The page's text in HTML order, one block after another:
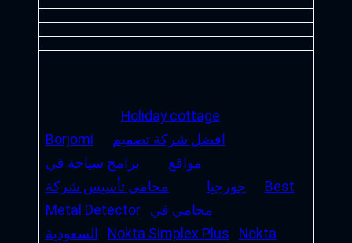
Holiday cottage
Borjomi
افضل شركة تصميم
مواقع
برامج سياحة في
جورجيا
محامي تأسيس شركة
Best
Metal Detector
محامي في
السعودية
Nokta Simplex Plus
Nokta